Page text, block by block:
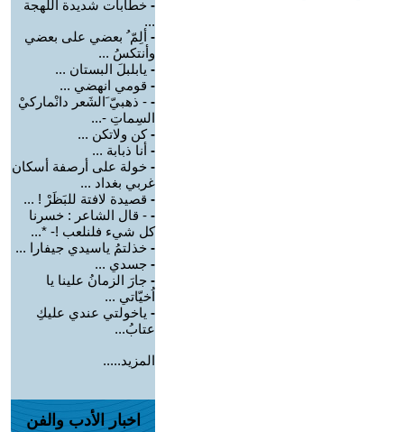
- خطابات شديدة اللهجة
...
- ألِمّ ُ بعضي على بعضي
وأنتكسُ ...
- يابلبلَ البستان ...
- قومي انهضي ...
- - ذهبيّ َالشَعر دانْماركيْ
السِماتِ -...
-كن ولاتكن ...
- أنا ذبابة ...
- خولة على أرصفة أسكان
غربي بغداد ...
- قصيدة لافتة للبَظَرْ ! ...
- - قال الشاعر : خسرنا
كل شيء فلنلعب !- *...
- خذلتمُ ياسيدي جيفارا ...
- جسدي ...
- جارَ الزمانُ علينا يا
اُخيّاتي ...
- ياخولتي عندي عليكِ
عتابُ...
المزيد.....
اخبار الأدب والفن